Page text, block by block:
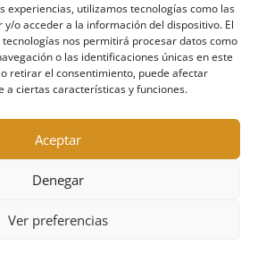
experiencias, utilizamos tecnologías como las
o acceder a la información del dispositivo. El
nos permitirá procesar datos como
o las identificaciones únicas en este
retirar el consentimiento, puede afectar
a ciertas características y funciones.
Aceptar
Denegar
Ver preferencias
CLASSIC HUNTING
SMALL CALIBERS
BULLETS AND BUCKSHOT
STEEL HUNTING
LEAD-FREE HUNTING
HUNTING-TOURS
HIGH COMPETITION
STEEL